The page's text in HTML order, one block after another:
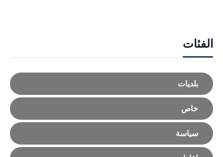
الفئات
بلديات
خاص
سياسة